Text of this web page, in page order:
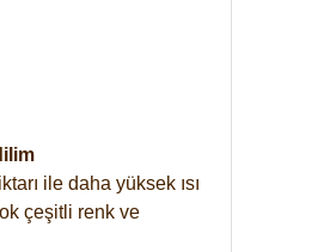
ile daha yüksek ısı
çeşitli renk ve